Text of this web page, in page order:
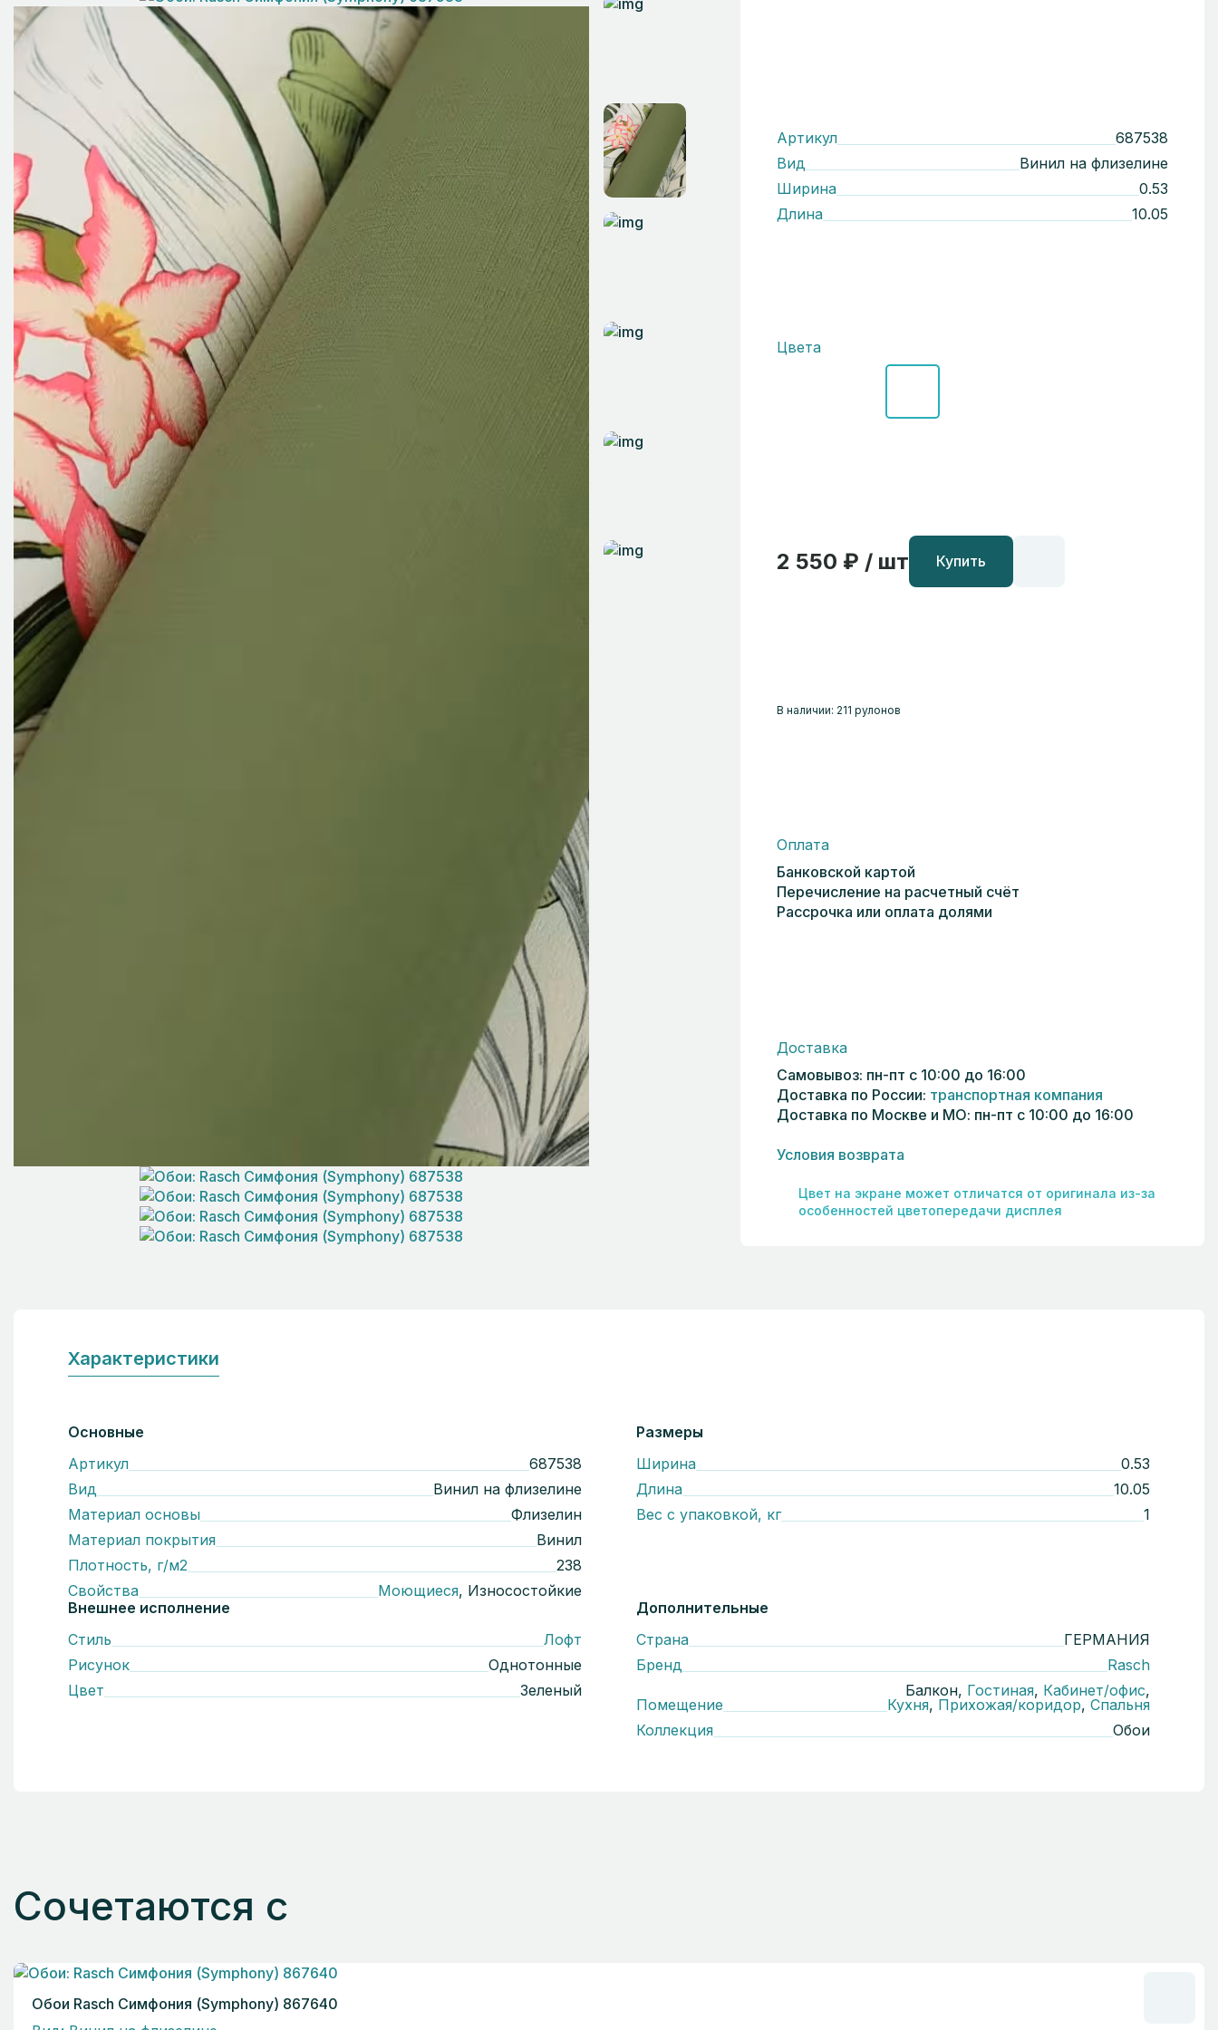
Артикул
687538
Вид
Винил на флизелине
Ширина
0.53
Длина
10.05
Цвета
2 550 ₽ / шт Купить
В наличии: 211 рулонов
Оплата
Банковской картой
Перечисление на расчетный счёт
Рассрочка или оплата долями
Доставка
Самовывоз: пн-пт с 10:00 до 16:00
Доставка по России: транспортная компания
Доставка по Москве и МО: пн-пт с 10:00 до 16:00
Условия возврата
Цвет на экране может отличатся от оригинала из-за
особенностей цветопередачи дисплея
Характеристики
Основные
Артикул
687538
Вид
Винил на флизелине
Материал основы
Флизелин
Материал покрытия
Винил
Плотность, г/м2
238
Свойства
Моющиеся, Износостойкие
Размеры
Ширина
0.53
Длина
10.05
Вес с упаковкой, кг
1
Внешнее исполнение
Стиль
Лофт
Рисунок
Однотонные
Цвет
Зеленый
Дополнительные
Страна
ГЕРМАНИЯ
Бренд
Rasch
Помещение
Балкон, Гостиная, Кабинет/офис,
Кухня, Прихожая/коридор, Спальня
Коллекция
Обои
Сочетаются с
Обои Rasch Симфония (Symphony) 867640